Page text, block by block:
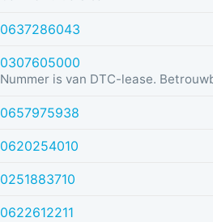
0637286043
0307605000
Nummer is van DTC-lease.
0657975938
0620254010
0251883710
0622612211